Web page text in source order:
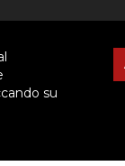
su
Lasciaci il